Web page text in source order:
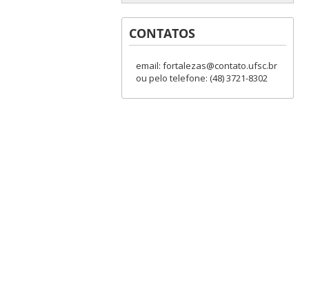
CONTATOS
email: fortalezas@contato.ufsc.br
ou pelo telefone: (48) 3721-8302